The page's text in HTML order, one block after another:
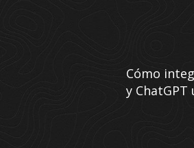
Cómo
y ChatGPT